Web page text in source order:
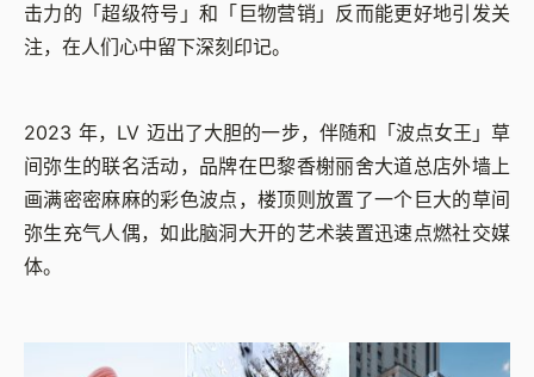
击力的「超级符号」和「巨物营销」反而能更好地引发关
注，在人们心中留下深刻印记。
2023 年，LV 迈出了大胆的一步，伴随和「波点女王」草
间弥生的联名活动，品牌在巴黎香榭丽舍大道总店外墙上
画满密密麻麻的彩色波点，楼顶则放置了一个巨大的草间
弥生充气人偶，如此脑洞大开的艺术装置迅速点燃社交媒
体。